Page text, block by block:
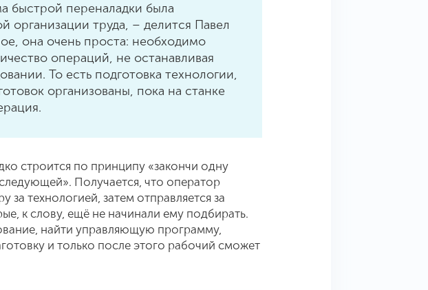
быстрой переналадки была
организации труда, – делится Павел
она очень проста: необходимо
операций, не останавливая
То есть подготовка технологии,
организованы, пока на станке
строится по принципу «закончи одну
Получается, что оператор
за технологией, затем отправляется за
к слову, ещё не начинали ему подбирать.
найти управляющую программу,
и только после этого рабочий сможет